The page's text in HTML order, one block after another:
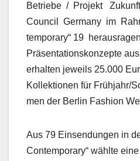
Betriebe / Pro­jekt
Coun­cil Ger­many im
tem­po­rary“ 19
Präsen­ta­tion­skonzepte
erhal­ten jew­eils 25.000
Kollek­tio­nen für Frühjahr/
men der Berlin Fash­ion
Aus 79 Ein­sendun­gen in
Con­tem­po­rary“ wählte